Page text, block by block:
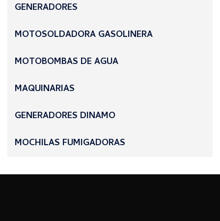
GENERADORES
MOTOSOLDADORA GASOLINERA
MOTOBOMBAS DE AGUA
MAQUINARIAS
GENERADORES DINAMO
MOCHILAS FUMIGADORAS